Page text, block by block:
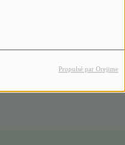
Propulsé par Orejime